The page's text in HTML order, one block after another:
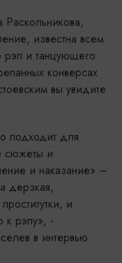
известна всем.
и танцующего
конверсах
вы увидите
подходит для
сюжеты и
и наказание» –
дерзкая,
и
к рэпу», -
в интервью